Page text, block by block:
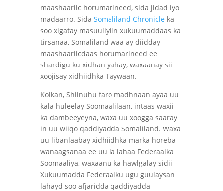
maashaariic horumarineed, sida jidad iyo
madaarro. Sida Somaliland Chronicle ka
soo xigatay masuuliyiin xukuumaddaas ka
tirsanaa, Somaliland waa ay diidday
maashaariicdaas horumarineed ee
shardigu ku xidhan yahay, waxaanay sii
xoojisay xidhiidhka Taywaan.
Kolkan, Shiinuhu faro madhnaan ayaa uu
kala huleelay Soomaalilaan, intaas waxii
ka dambeeyeyna, waxa uu xoogga saaray
in uu wiiqo qaddiyadda Somaliland. Waxa
uu libanlaabay xidhiidhka marka horeba
wanaagsanaa ee uu la lahaa Federaalka
Soomaaliya, waxaanu ka hawlgalay sidii
Xukuumadda Federaalku ugu guulaysan
lahayd soo afjaridda qaddiyadda